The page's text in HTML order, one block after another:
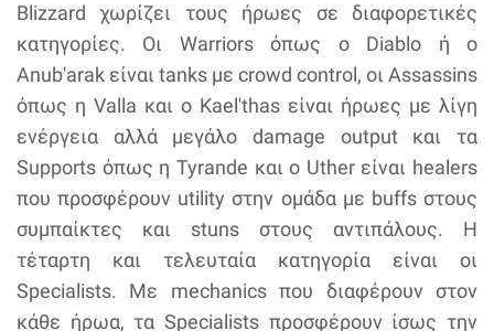
Blizzard χωρίζει τους ήρωες σε διαφορετικές
κατηγορίες. Οι Warriors όπως ο Diablo ή ο
Anub'arak είναι tanks με crowd control, οι Assassins
όπως η Valla και ο Kael'thas είναι ήρωες με λίγη
ενέργεια αλλά μεγάλο damage output και τα
Supports όπως η Tyrande και ο Uther είναι healers
που προσφέρουν utility στην ομάδα με buffs στους
συμπαίκτες και stuns στους αντιπάλους. Η
τέταρτη και τελευταία κατηγορία είναι οι
Specialists. Mε mechanics που διαφέρουν στον
κάθε ήρωα, τα Specialists προσφέρουν ίσως την